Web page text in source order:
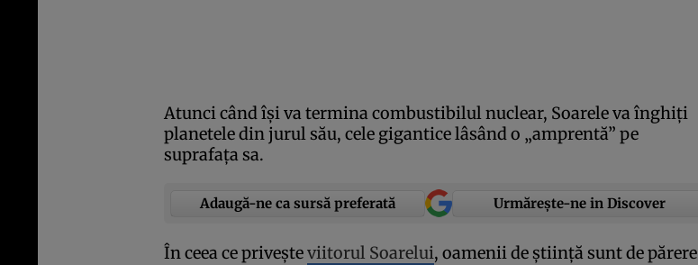
Atunci când îşi va termina combustibilul nuclear, Soarele va înghiţi
planetele din jurul său, cele gigantice lâsând o „amprentă” pe
suprafaţa sa.
Adaugă-ne ca sursă preferată Urmărește-ne in Discover
În ceea ce priveşteviitorul Soarelui, oamenii de ştiinţă sunt de părere